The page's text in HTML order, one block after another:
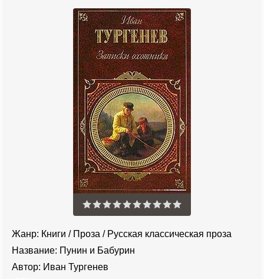
Жанр: Книги / Проза / Русская классическая проза
Название: Пунин и Бабурин
Автор: Иван Тургенев